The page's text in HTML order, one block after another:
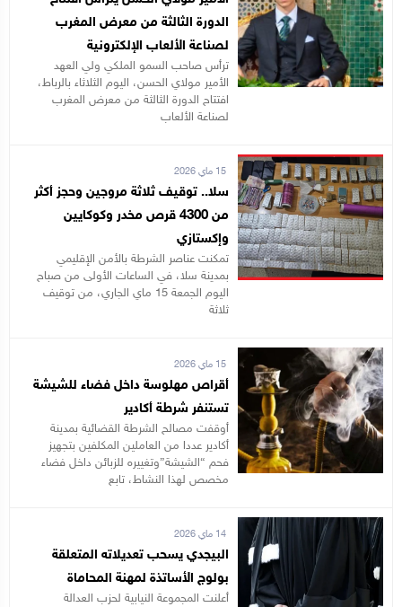
الدورة الثالثة من معرض المغرب
لصناعة الألعاب الإلكترونية
ترأس صاحب السمو الملكي ولي العهد
الأمير مولاي الحسن، اليوم الثلاثاء بالرباط،
افتتاح الدورة الثالثة من معرض المغرب
لصناعة الألعاب
15 ماي 2026
سلا.. توقيف ثلاثة مروجين وحجز أكثر
من 4300 قرص مخدر وكوكايين
وإكستازي
تمكنت عناصر الشرطة بالأمن الإقليمي
بمدينة سلا، في الساعات الأولى من صباح
اليوم الجمعة 15 ماي الجاري، من توقيف
ثلاثة
15 ماي 2026
أقراص مهلوسة داخل فضاء للشيشة
تستنفر شرطة أكادير
أوقفت مصالح الشرطة القضائية بمدينة
أكادير عددا من العاملين المكلفين بتجهيز
فحم “الشيشة”وتغييره للزبائن داخل فضاء
مخصص لهذا النشاط، تابع
14 ماي 2026
البيجدي يسحب تعديلاته المتعلقة
بولوج الأساتذة لمهنة المحاماة
أعلنت المجموعة النيابية لحزب العدالة